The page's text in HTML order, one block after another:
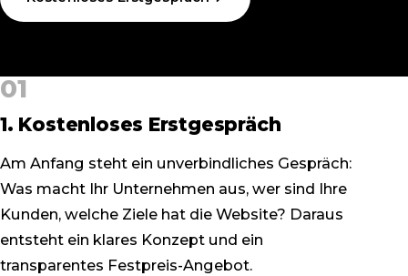
01
1. Kostenloses Erstgespräch
Am Anfang steht ein unverbindliches Gespräch:
Was macht Ihr Unternehmen aus, wer sind Ihre
Kunden, welche Ziele hat die Website? Daraus
entsteht ein klares Konzept und ein
transparentes Festpreis-Angebot.